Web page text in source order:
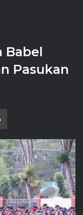
Babel
Pasukan
Print